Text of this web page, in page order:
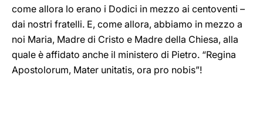
come allora lo erano i Dodici in mezzo ai centoventi –
dai nostri fratelli. E, come allora, abbiamo in mezzo a
noi Maria, Madre di Cristo e Madre della Chiesa, alla
quale è affidato anche il ministero di Pietro. “Regina
Apostolorum, Mater unitatis, ora pro nobis”!